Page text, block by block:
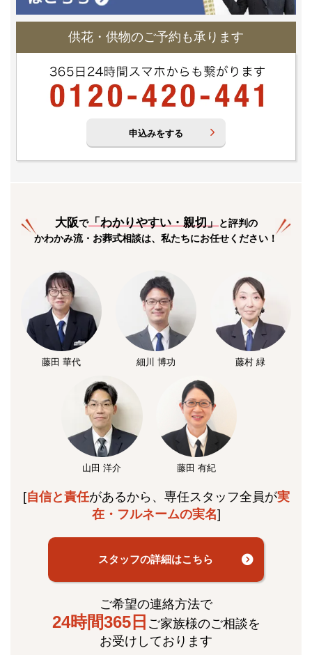
供花・供物のご予約も承ります
申込みをする
大阪で「わかりやすい・親切」と評判の
かわかみ流・お葬式相談は、私たちにお任せください！
藤田 華代 細川 博功 藤村 緑
山田 洋介 藤田 有紀
[自信と責任があるから、専任スタッフ全員が実
在・フルネームの実名]
スタッフの詳細はこちら
ご希望の連絡方法で
24時間365日 ご家族様のご相談を
お受けしております